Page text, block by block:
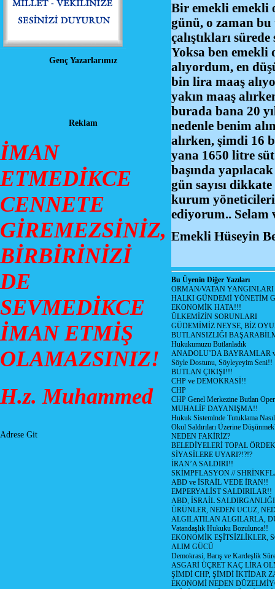
Genç Yazarlarımız
Reklam
İMAN
ETMEDİKCE
CENNETE
GİREMEZSİNİZ,
BİRBİRİNİZİ
DE
SEVMEDİKCE
İMAN ETMİŞ
OLAMAZSINIZ!
H.z. Muhammed
Adrese Git
Bir emekli emekli
günü, o zaman
çalıştıkları
Yoksa ben emekli
alıyordum, en
bin lira maaş
yakın maaş
burada bana 20
nedenle benim
alırken, şimdi 16
yana 1650 litre
başında
gün sayısı
kurum
ediyorum.. Selam
Emekli Hüseyin
Bu Üyenin Diğer Yazıları
ORMAN/VATAN
HALKI GÜNDEMİ YÖNETİM
EKONOMİK HATA!!!
ÜLKEMİZİN SORUNLARI
GÜDEMİMİZ NEYSE, BİZ
BUTLANSIZLIĞI
Hukukumuzu Butlanladık
ANADOLU’DA BAYRAMLAR
Söyle Dostunu, Söyleyeyim Seni!!
BUTLAN ÇIKIŞI!!!
CHP ve DEMOKRASİ!!
CHP
CHP Genel Merkezine Butlan
MUHALİF DAYANIŞMA!!
Hukuk Sistemlnde Tutuklama
Okul Saldırıları Üzerine
NEDEN FAKİRİZ?
BELEDİYELERİ TOPAL
SİYASİLERE UYARI?!?!?
İRAN’A SALDIRI!!
SKİMPFLASYON //
ABD ve İSRAİL VEDE İRAN!!
EMPERYALİST SALDIRILAR!!
ABD, İSRAİL SALDIRGANLIĞI
ÜRÜNLER, NEDEN UCUZ,
ALGILATILAN ALGILARLA,
Vatandaşlık Hukuku Bozulunca!!
EKONOMİK EŞİTSİZLİKLER,
ALIM GÜCÜ
Demokrasi, Barış ve Kardeşlik
ASGARİ ÜÇRET KAÇ LİRA
ŞİMDİ CHP, ŞİMDİ İKTİDAR
EKONOMİ NEDEN